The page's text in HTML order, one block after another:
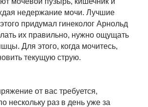
недержание мочи. Лучшие
придумал гинеколог Арнольд
их правильно, нужно ощущать
Для этого, когда мочитесь,
текущую струю.
от вас требуется,
нескольку раз в день уже за